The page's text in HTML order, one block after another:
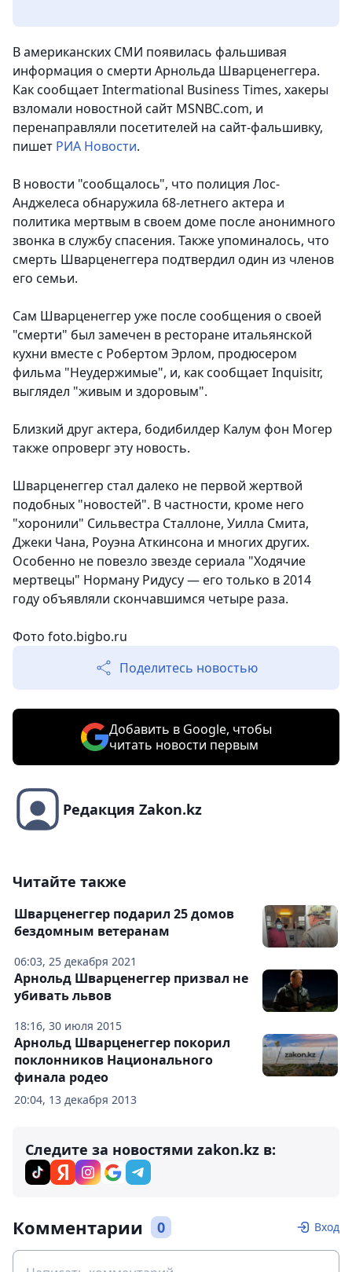
В американских СМИ появилась фальшивая
информация о смерти Арнольда Шварценеггера.
Как сообщает Intermational Business Times, хакеры
взломали новостной сайт MSNBC.com, и
перенаправляли посетителей на сайт-фальшивку,
пишет РИА Новости.
В новости "сообщалось", что полиция Лос-
Анджелеса обнаружила 68-летнего актера и
политика мертвым в своем доме после анонимного
звонка в службу спасения. Также упоминалось, что
смерть Шварценеггера подтвердил один из членов
его семьи.
Сам Шварценеггер уже после сообщения о своей
"смерти" был замечен в ресторане итальянской
кухни вместе с Робертом Эрлом, продюсером
фильма "Неудержимые", и, как сообщает Inquisitr,
выглядел "живым и здоровым".
Близкий друг актера, бодибилдер Калум фон Могер
также опроверг эту новость.
Шварценеггер стал далеко не первой жертвой
подобных "новостей". В частности, кроме него
"хоронили" Сильвестра Сталлоне, Уилла Смита,
Джеки Чана, Роуэна Аткинсона и многих других.
Особенно не повезло звезде сериала "Ходячие
мертвецы" Норману Ридусу — его только в 2014
году объявляли скончавшимся четыре раза.
Фото foto.bigbo.ru
Поделитесь новостью
Добавить в Google, чтобы
читать новости первым
Редакция Zakon.kz
Читайте также
06:03, 25 декабря 2021
Шварценеггер подарил 25 домов
бездомным ветеранам
18:16, 30 июля 2015
Арнольд Шварценеггер призвал не
убивать львов
20:04, 13 декабря 2013
Арнольд Шварценеггер покорил
поклонников Национального
финала родео
Следите за новостями zakon.kz в:
Комментарии 0 Вход